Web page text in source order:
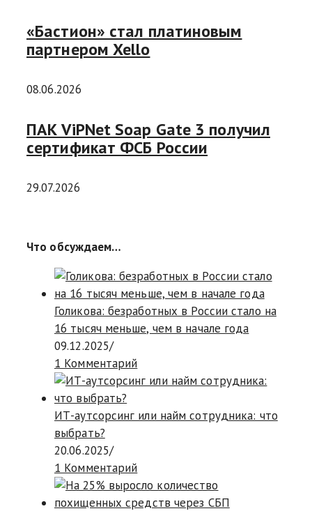
«Бастион» стал платиновым
партнером Xello
08.06.2026
ПАК ViPNet Soap Gate 3 получил
сертификат ФСБ России
29.07.2026
Что обсуждаем…
Голикова: безработных в России стало на
16 тысяч меньше, чем в начале года
09.12.2025/
1 Комментарий
ИТ-аутсорсинг или найм сотрудника: что
выбрать?
20.06.2025/
1 Комментарий